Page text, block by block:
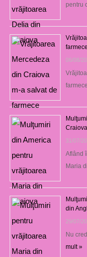
pentru
farmece
06/08/
Craiova
31/07/
Aflând
Maria
din
29/07/
Nu
mult »